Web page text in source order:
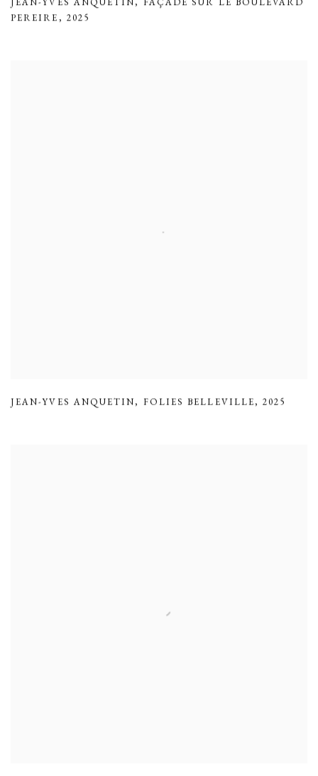
JEAN-YVES ANQUETIN , FAÇADE SUR LE BOULEVARD
PEREIRE , 2025
JEAN-YVES ANQUETIN, FOLIES BELLEVILLE,2025